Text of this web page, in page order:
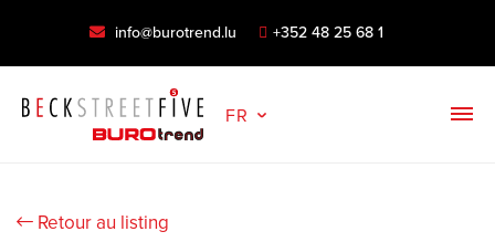
info@burotrend.lu +352 48 25 68 1
FR
Retour au listing